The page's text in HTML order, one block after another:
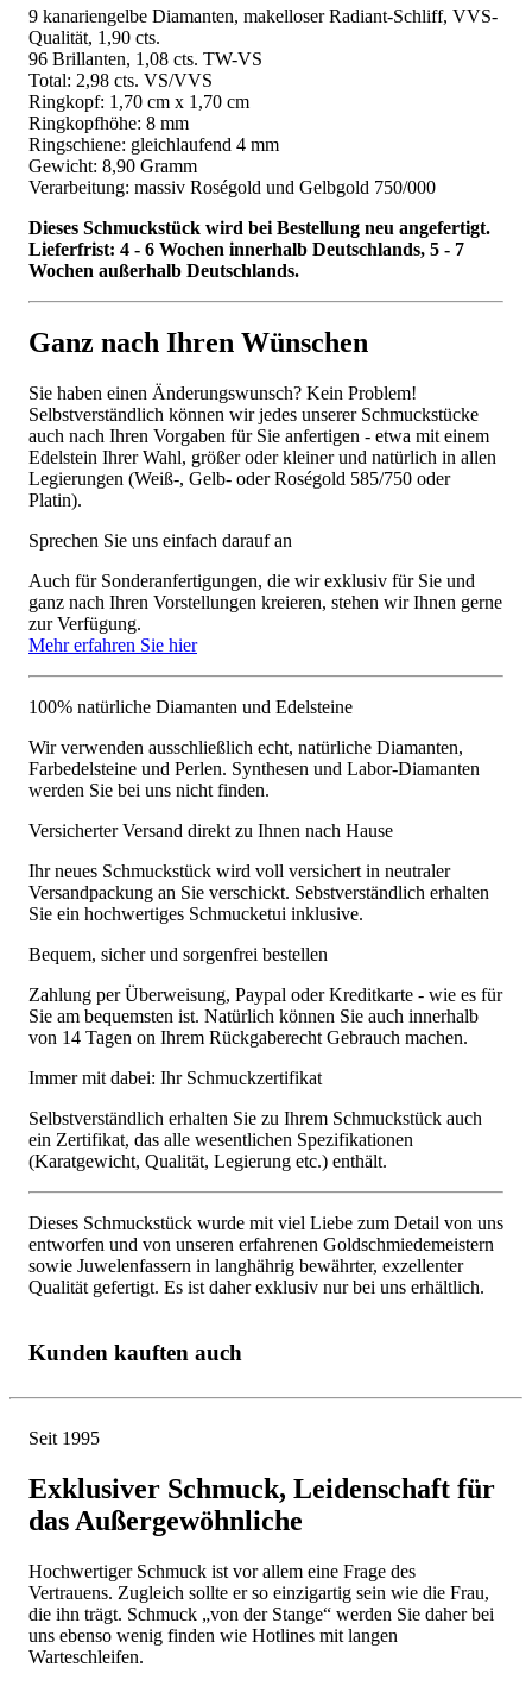
9 kanariengelbe Diamanten, makelloser Radiant-Schliff, VVS-
Qualität, 1,90 cts.
96 Brillanten, 1,08 cts. TW-VS
Total: 2,98 cts. VS/VVS
Ringkopf: 1,70 cm x 1,70 cm
Ringkopfhöhe: 8 mm
Ringschiene: gleichlaufend 4 mm
Gewicht: 8,90 Gramm
Verarbeitung: massiv Roségold und Gelbgold 750/000
Dieses Schmuckstück wird bei Bestellung neu angefertigt.
Lieferfrist: 4 - 6 Wochen innerhalb Deutschlands, 5 - 7
Wochen außerhalb Deutschlands.
Ganz nach Ihren Wünschen
Sie haben einen Änderungswunsch? Kein Problem!
Selbstverständlich können wir jedes unserer Schmuckstücke
auch nach Ihren Vorgaben für Sie anfertigen - etwa mit einem
Edelstein Ihrer Wahl, größer oder kleiner und natürlich in allen
Legierungen (Weiß-, Gelb- oder Roségold 585/750 oder
Platin).
Sprechen Sie uns einfach darauf an
Auch für Sonderanfertigungen, die wir exklusiv für Sie und
ganz nach Ihren Vorstellungen kreieren, stehen wir Ihnen gerne
zur Verfügung.
Mehr erfahren Sie hier
100% natürliche Diamanten und Edelsteine
Wir verwenden ausschließlich echt, natürliche Diamanten,
Farbedelsteine und Perlen. Synthesen und Labor-Diamanten
werden Sie bei uns nicht finden.
Versicherter Versand direkt zu Ihnen nach Hause
Ihr neues Schmuckstück wird voll versichert in neutraler
Versandpackung an Sie verschickt. Sebstverständlich erhalten
Sie ein hochwertiges Schmucketui inklusive.
Bequem, sicher und sorgenfrei bestellen
Zahlung per Überweisung, Paypal oder Kreditkarte - wie es für
Sie am bequemsten ist. Natürlich können Sie auch innerhalb
von 14 Tagen on Ihrem Rückgaberecht Gebrauch machen.
Immer mit dabei: Ihr Schmuckzertifikat
Selbstverständlich erhalten Sie zu Ihrem Schmuckstück auch
ein Zertifikat, das alle wesentlichen Spezifikationen
(Karatgewicht, Qualität, Legierung etc.) enthält.
Dieses Schmuckstück wurde mit viel Liebe zum Detail von uns
entworfen und von unseren erfahrenen Goldschmiedemeistern
sowie Juwelenfassern in langhährig bewährter, exzellenter
Qualität gefertigt. Es ist daher exklusiv nur bei uns erhältlich.
Kunden kauften auch
Seit 1995
Exklusiver Schmuck, Leidenschaft für
das Außergewöhnliche
Hochwertiger Schmuck ist vor allem eine Frage des
Vertrauens. Zugleich sollte er so einzigartig sein wie die Frau,
die ihn trägt. Schmuck „von der Stange“ werden Sie daher bei
uns ebenso wenig finden wie Hotlines mit langen
Warteschleifen.